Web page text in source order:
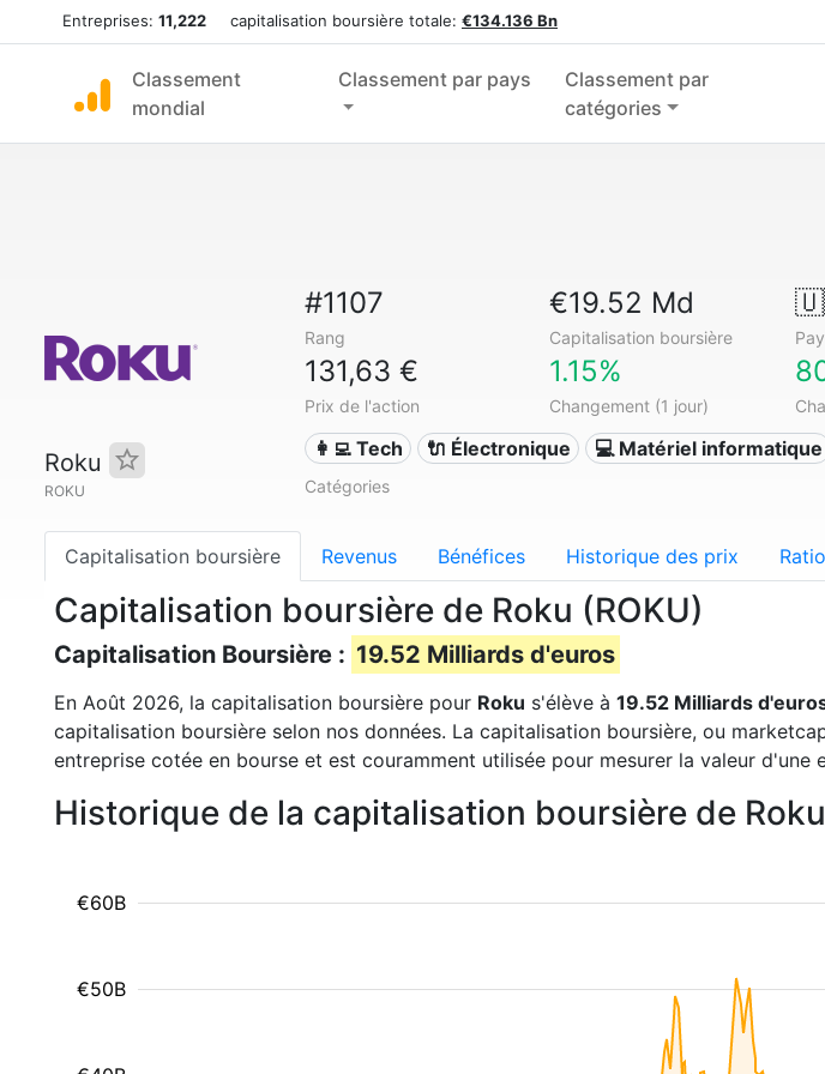
Entreprises: 11,222 capitalisation boursière totale: €134.136 Bn
Classement
mondial
Classement par pays
Classement par
catégories
Roku
ROKU
#1107
Rang
€19.52 Md
Capitalisation boursière
131,63 €
Prix de l'action
1.15%
Changement (1 jour)
👩‍💻 Tech 🔌 Électronique 💻 Matériel informatique
Catégories
Capitalisation boursière Revenus Bénéfices Historique des prix
Capitalisation boursière de Roku (ROKU)
Capitalisation Boursière : 19.52 Milliards d'euros
En Août 2026, la capitalisation boursière pour Roku s'élève à 19.52 Milliards
capitalisation boursière selon nos données. La capitalisation boursière, ou
entreprise cotée en bourse et est couramment utilisée pour mesurer la valeur d'une
Historique de la capitalisation boursière de
€50B
€60B